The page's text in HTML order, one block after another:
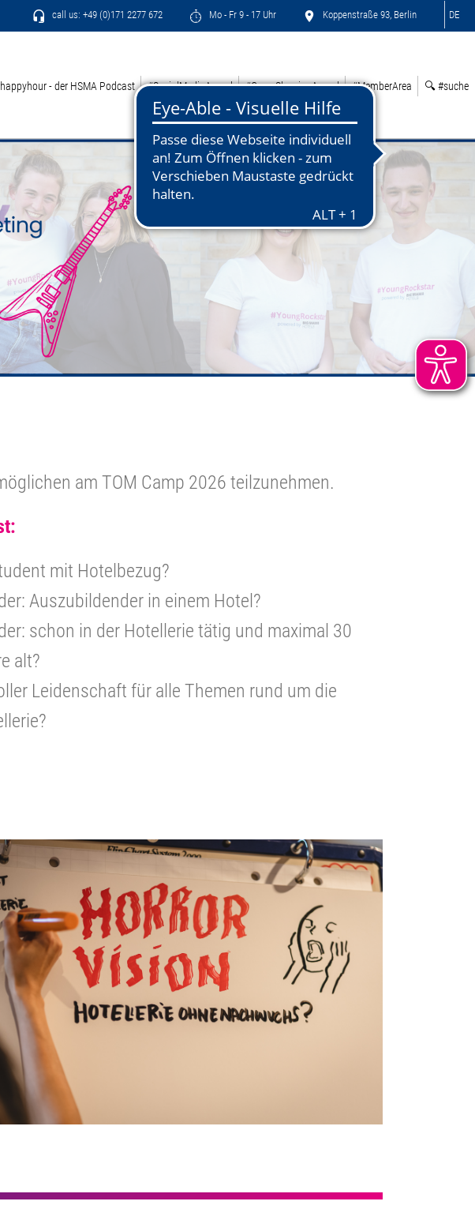
call us: +49 (0)171 2277 672 Mo - Fr 9 - 17 Uhr Koppenstraße 93, Berlin DE
- der HSMA Podcast #SocialMediaAward #GreenSleepingAward #MemberArea 🔍 #suche
am TOM Camp 2026 teilzunehmen.
mit Hotelbezug?
Auszubildender in einem Hotel?
schon in der Hotellerie tätig und maximal 30
alt?
Leidenschaft für alle Themen rund um die